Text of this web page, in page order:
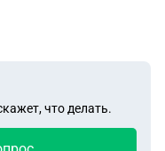
что делать.